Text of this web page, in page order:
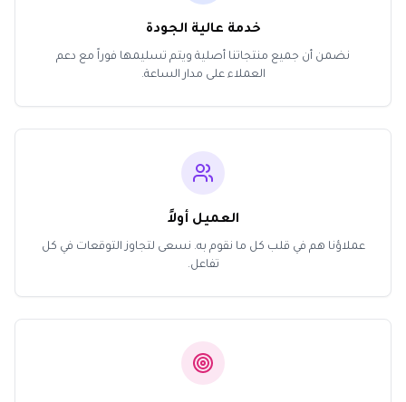
خدمة عالية الجودة
نضمن أن جميع منتجاتنا أصلية ويتم تسليمها فوراً مع دعم
العملاء على مدار الساعة.
العميل أولاً
عملاؤنا هم في قلب كل ما نقوم به. نسعى لتجاوز التوقعات في كل
تفاعل.